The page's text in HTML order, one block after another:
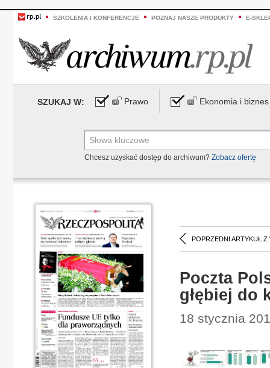
SZKOLENIA I KONFERENCJE POZNAJ NASZE PRODUKTY E-
SZUKAJ W: Prawo Ekonomia i biznes
Chcesz uzyskać dostęp do archiwum? Zobacz ofertę
POPRZEDNI ARTYKUŁ Z
Poczta
głębiej do
18 stycznia